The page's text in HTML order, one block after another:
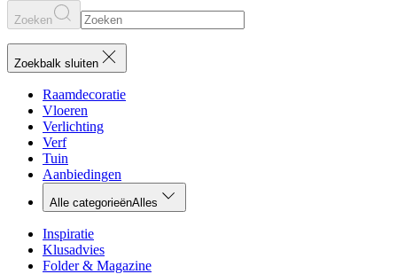
Zoeken
Zoekbalk sluiten
Raamdecoratie
Vloeren
Verlichting
Verf
Tuin
Aanbiedingen
Alle categorieënAlles
Inspiratie
Klusadvies
Folder & Magazine